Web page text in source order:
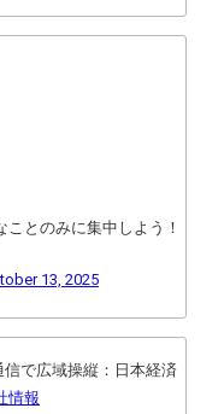
ことのみに集中しよう！
13, 2025
で広域操縦：日本経済
情報